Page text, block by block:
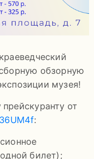
обзорную
музея!
от
:
билет);